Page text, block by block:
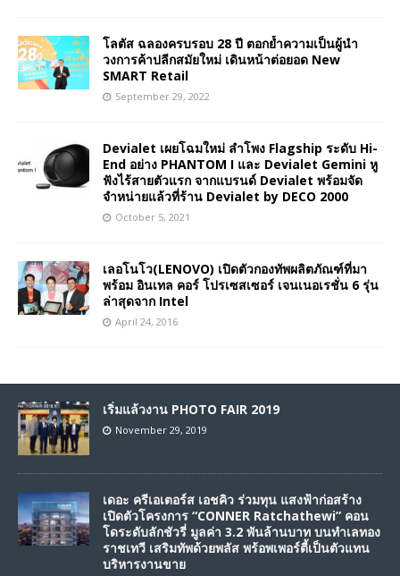
โลตัส ฉลองครบรอบ 28 ปี ตอกย้ำความเป็นผู้นำ
วงการค้าปลีกสมัยใหม่ เดินหน้าต่อยอด New
SMART Retail
September 29, 2022
Devialet เผยโฉมใหม่ ลำโพง Flagship ระดับ Hi-
End อย่าง PHANTOM I และ Devialet Gemini หู
ฟังไร้สายตัวแรก จากแบรนด์ Devialet พร้อมจัด
จำหน่ายแล้วที่ร้าน Devialet by DECO 2000
October 5, 2021
เลอโนโว(LENOVO) เปิดตัวกองทัพผลิตภัณฑ์ที่มา
พร้อม อินเทล คอร์ โปรเซสเซอร์ เจนเนอเรชั่น 6 รุ่น
ล่าสุดจาก Intel
April 24, 2016
เริ่มแล้วงาน PHOTO FAIR 2019
November 29, 2019
เดอะ ครีเอเตอร์ส เอชคิว ร่วมทุน แสงฟ้าก่อสร้าง
เปิดตัวโครงการ “CONNER Ratchathewi” คอน
โดระดับลักชัวรี่ มูลค่า 3.2 พันล้านบาท บนทำเลทอง
ราชเทวี เสริมทัพด้วยพลัส พร้อพเพอร์ตี้เป็นตัวแทน
บริหารงานขาย